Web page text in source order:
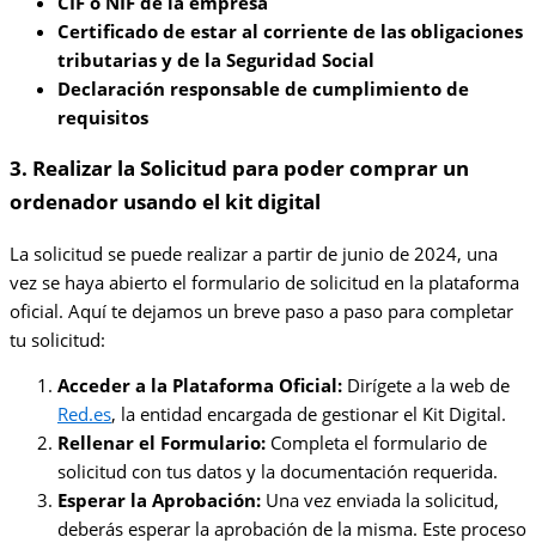
Certificado de estar al corriente de las obligaciones
tributarias y de la Seguridad Social
Declaración responsable de cumplimiento de
requisitos
3. Realizar la Solicitud para poder comprar un
ordenador usando el kit digital
La solicitud se puede realizar a partir de junio de 2024, una
vez se haya abierto el formulario de solicitud en la plataforma
oficial. Aquí te dejamos un breve paso a paso para completar
tu solicitud:
Acceder a la Plataforma Oficial: Dirígete a la web de
Red.es, la entidad encargada de gestionar el Kit Digital.
Rellenar el Formulario: Completa el formulario de
solicitud con tus datos y la documentación requerida.
Esperar la Aprobación: Una vez enviada la solicitud,
deberás esperar la aprobación de la misma. Este proceso